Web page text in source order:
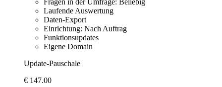
Fragen in der Umfrage: Beliebig
Laufende Auswertung
Daten-Export
Einrichtung: Nach Auftrag
Funktionsupdates
Eigene Domain
Update-Pauschale
€ 147.00